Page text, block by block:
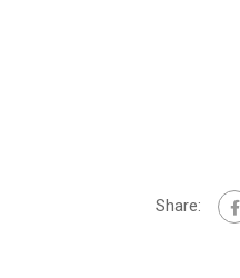
Share: